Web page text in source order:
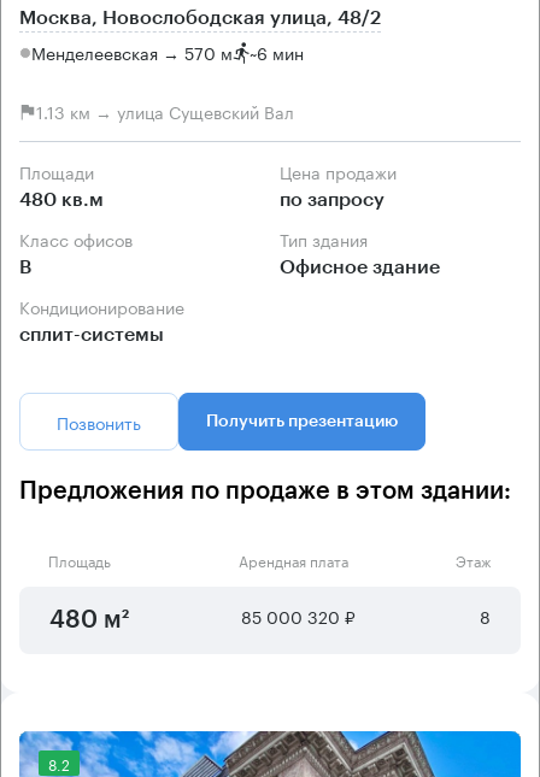
Москва, Новослободская улица, 48/2
Менделеевская → 570 м ~6 мин
1.13 км → улица Сущевский Вал
Площади
480 кв.м
Цена продажи
по запросу
Класс офисов
B
Тип здания
Офисное здание
Кондиционирование
сплит-системы
Позвонить Получить презентацию
Предложения по продаже в этом здании:
Площадь Арендная плата Этаж
480 м² 85 000 320 ₽ 8
8.2